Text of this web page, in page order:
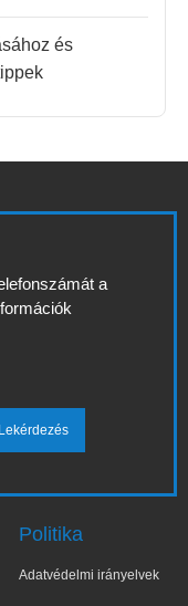
és
a
Politika
Adatvédelmi irányelvek